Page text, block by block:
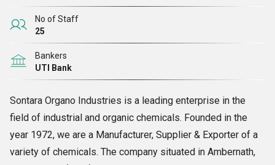
हैं। अम्बरनाथ, महाराष्ट्र (भारत) स्थित साझेदारी कंपनी में स्थित कंपनी का प्रबंधन वर्तमान
1-ब्रोमो-3-क्लोरोप्रोपेन, 1-पेंटाइल ब्रोमाइड, 11-ब्रोमोंडेकोनिक एसिड, 4-ब्रोमो
सुनिश्चित करते हैं कि सभी गतिविधियाँ व्यवस्थित और सर्वोत्तम संभव तरीके से की जाएं।
No of Staff
25
Bankers
UTI Bank
Sontara Organo Industries is a leading enterprise in the
field of industrial and organic chemicals. Founded in the
year 1972, we are a Manufacturer, Supplier & Exporter of a
variety of chemicals. The company situated in Ambernath,